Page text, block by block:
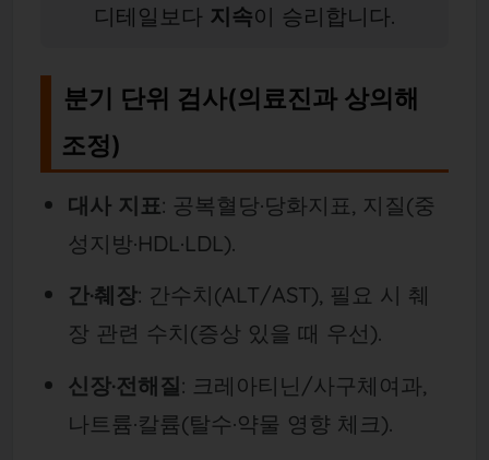
디테일보다 지속이 승리합니다.
분기 단위 검사(의료진과 상의해
조정)
대사 지표: 공복혈당·당화지표, 지질(중
성지방·HDL·LDL).
간·췌장: 간수치(ALT/AST), 필요 시 췌
장 관련 수치(증상 있을 때 우선).
신장·전해질: 크레아티닌/사구체여과,
나트륨·칼륨(탈수·약물 영향 체크).